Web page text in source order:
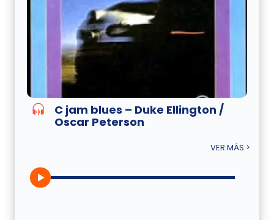
C jam blues – Duke Ellington /
Oscar Peterson
VER MÁS >